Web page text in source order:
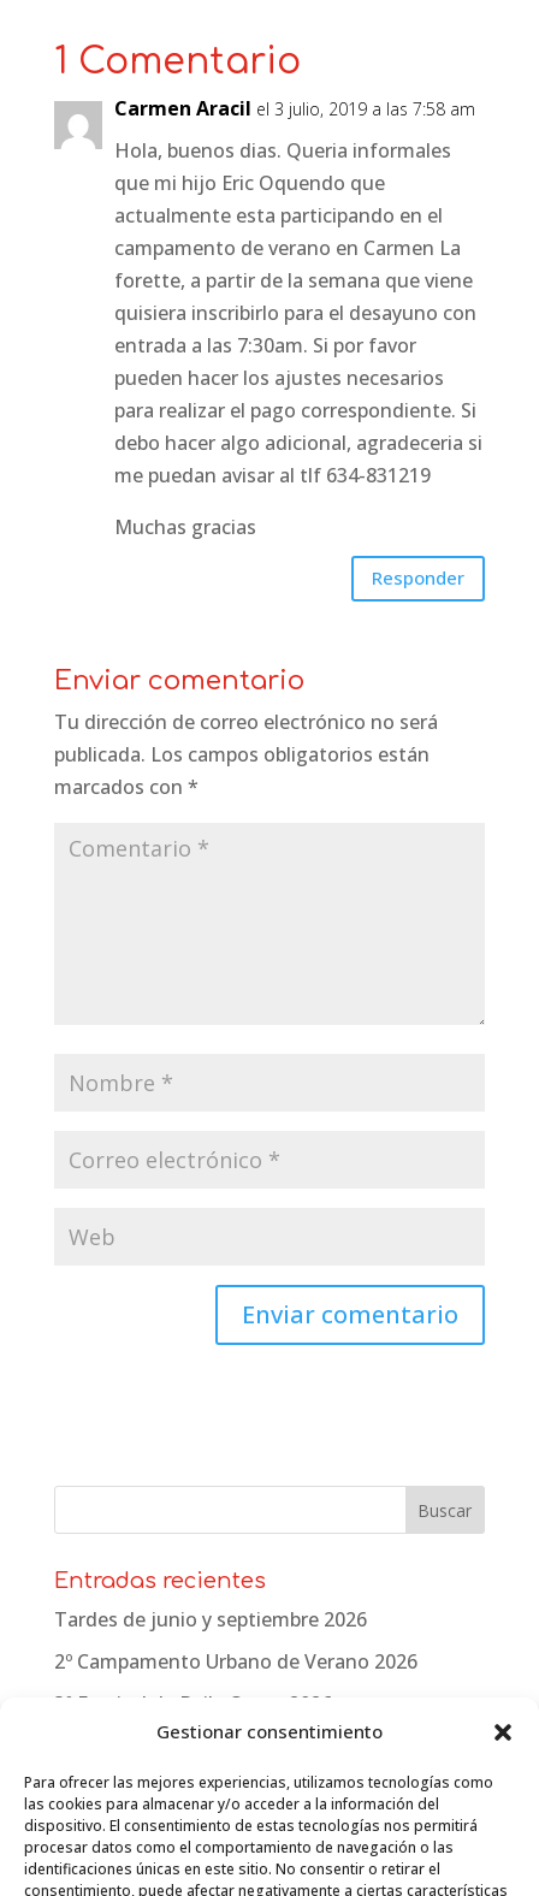
Gestionar consentimiento
Para ofrecer las mejores experiencias, utilizamos tecnologías como
las cookies para almacenar y/o acceder a la información del
dispositivo. El consentimiento de estas tecnologías nos permitirá
procesar datos como el comportamiento de navegación o las
identificaciones únicas en este sitio. No consentir o retirar el
consentimiento, puede afectar negativamente a ciertas características
1 Comentario
Carmen Aracil el 3 julio, 2019 a las 7:58 am
Hola, buenos dias. Queria informales
que mi hijo Eric Oquendo que
actualmente esta participando en el
campamento de verano en Carmen La
forette, a partir de la semana que viene
quisiera inscribirlo para el desayuno con
entrada a las 7:30am. Si por favor
pueden hacer los ajustes necesarios
para realizar el pago correspondiente. Si
debo hacer algo adicional, agradeceria si
me puedan avisar al tlf 634-831219
Muchas gracias
Responder
Enviar comentario
Tu dirección de correo electrónico no será
publicada. Los campos obligatorios están
marcados con *
Entradas recientes
Tardes de junio y septiembre 2026
2º Campamento Urbano de Verano 2026
3º Festival de Baile Crono 2026
Campamento urbano y festival 2025 Carmen
Laforet
Campamento urbano y festival en W. Churchill
2025